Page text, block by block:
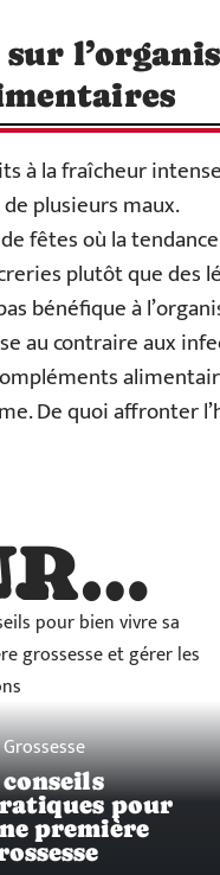
sur
à la fraîcheur
plusieurs maux.
fêtes où la
plutôt que des
bénéfique à
au contraire aux
De quoi affronter
Grossesse
pour
première